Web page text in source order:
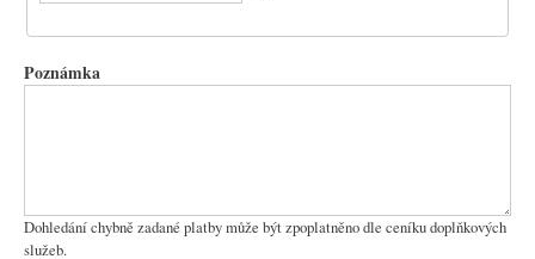
Poznámka
Dohledání chybně zadané platby může být zpoplatněno dle ceníku doplňkových
služeb.